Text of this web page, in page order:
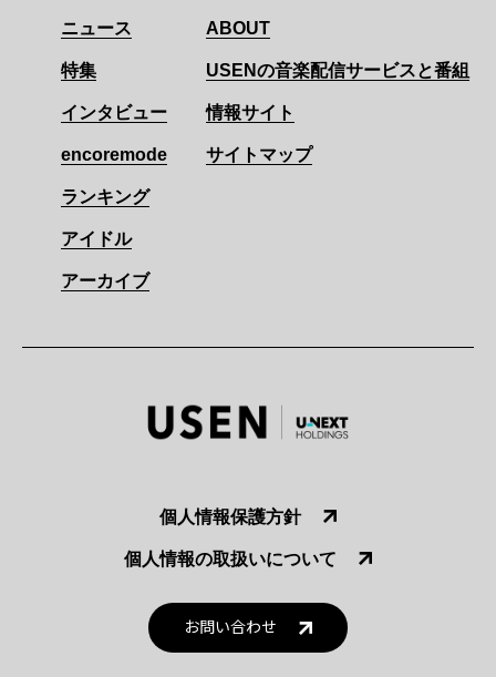
ニュース
特集
インタビュー
encoremode
ランキング
アイドル
アーカイブ
ABOUT
USENの音楽配信サービスと番組
情報サイト
サイトマップ
個人情報保護方針
個人情報の取扱いについて
お問い合わせ